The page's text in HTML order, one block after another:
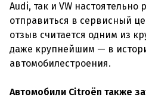
Audi, так и VW настоятельно
отправиться в сервисный
отзыв считается одним из
даже крупнейшим — в
автомобилестроения.
Автомобили Citroën также